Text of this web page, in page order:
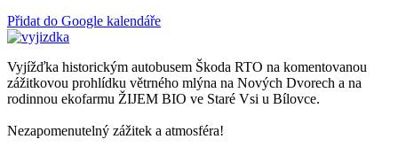
Přidat do Google kalendáře
Vyjížďka historickým autobusem Škoda RTO na komentovanou
zážitkovou prohlídku větrného mlýna na Nových Dvorech a na
rodinnou ekofarmu ŽIJEM BIO ve Staré Vsi u Bílovce.
Nezapomenutelný zážitek a atmosféra!